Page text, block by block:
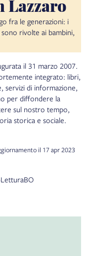
Lazzaro
fra le generazioni: i
rivolte ai bambini,
il 31 marzo 2007.
integrato: libri,
servizi di informazione,
per diffondere la
sul nostro tempo,
storica e sociale.
il 17 apr 2023